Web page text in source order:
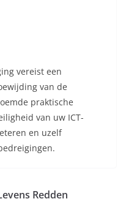
vereist een
van de
praktische
van uw ICT-
en uzelf
Redden